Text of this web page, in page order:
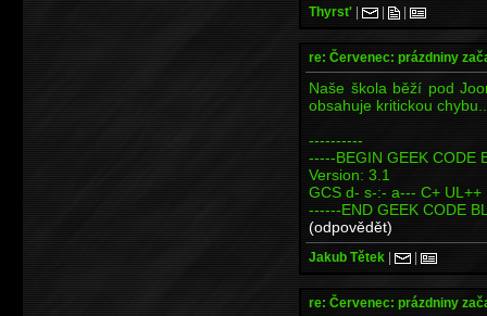
Thyrst' | | |
re: Červenec: prázdniny
Naše škola běží pod
obsahuje kritickou
----------
-----BEGIN GEEK CODE
Version: 3.1
GCS d- s-:- a--- C+ UL++
------END GEEK CODE
(odpovědět)
Jakub Tětek | |
re: Červenec: prázdniny